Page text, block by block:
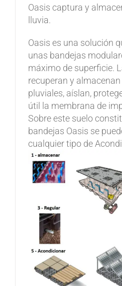
Oasis captura y
lluvia.
Oasis es una solución
unas bandejas
máximo de superficie.
recuperan y
pluviales, aíslan,
útil la membrana de
Sobre este suelo
bandejas Oasis se
cualquier tipo de